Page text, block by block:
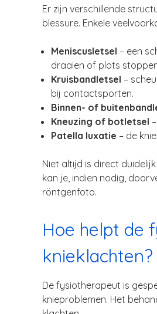
Er zijn verschillende
blessure. Enkele
Meniscusletsel – een
draaien of plots
Kruisbandletsel –
bij contactsporten.
Binnen- of
Kneuzing of botletsel
Patella luxatie – de
Niet altijd is direct
kan je, indien nodig,
röntgenfoto.
Hoe helpt de
knieklachten?
De fysiotherapeut is
knieproblemen. Het